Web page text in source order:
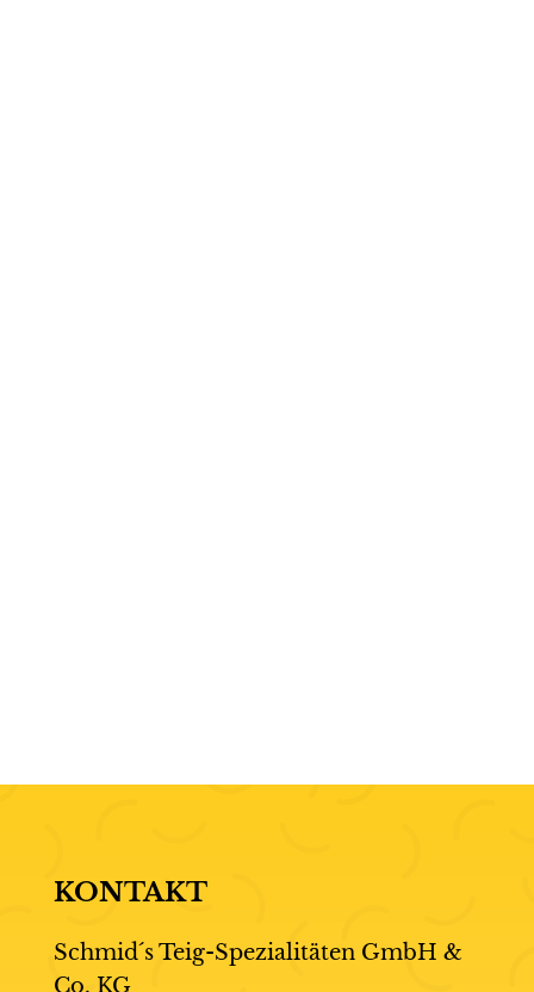
KONTAKT
Schmid´s Teig-Spezialitäten GmbH &
Co. KG